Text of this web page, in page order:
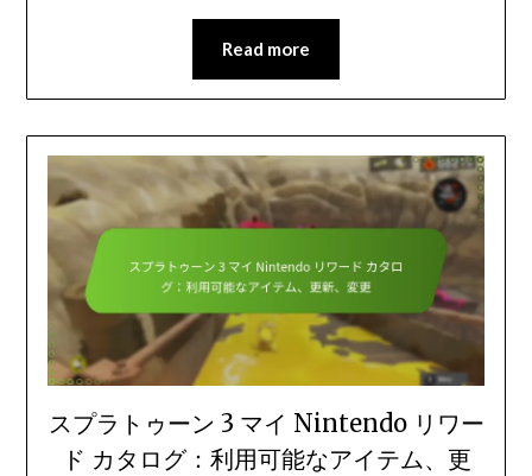
Read more
スプラトゥーン 3 マイ Nintendo リワー
ド カタログ：利用可能なアイテム、更